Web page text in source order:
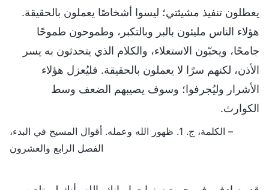
يعطلون تنفيذ مشيئتي؛ ليسوا أشخاصًا يعملون بالحقيقة.
هؤلاء الناس مليئون بالبر وبالتكبر، وطموحون طموحًا
جامحًا، ويحبّون الاستعلاء، والكلام الذي يتحدثون به يسر
الأذن، لكنهم سرًا لا يعملون بالحقيقة. فليُعزل هؤلاء
الأشرار وليُجرفوا؛ وسوف يصيبهم الضعف وسط
الكوارث.
– الكلمة، ج. 1. ظهور الله وعمله. أقوال المسيح في البدء،
الفصل الرابع والعشرون